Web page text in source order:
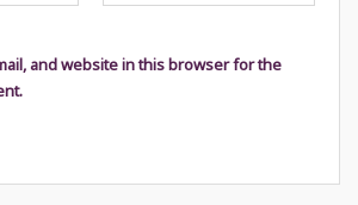
and website in this browser for the